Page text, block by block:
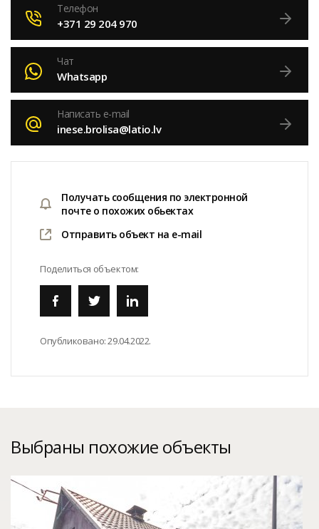
Телефон
+371 29 204 970
Чат
Whatsapp
Написать e-mail
inese.brolisa@latio.lv
Получать сообщения по электронной
почте о похожих обьектах
Отправить объект на e-mail
Поделиться объектом:
Опубликовано:29.04.2022.
Выбраны похожие объекты